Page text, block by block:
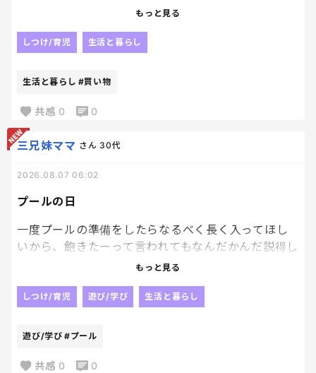
てなっちゃうのよねぇ
毎回同じ流れなのに学習しない私。笑
う。笑
もっと見る
しつけ/育児 生活と暮らし
生活と暮らし #買い物
共感 0 0
プールの日
三兄妹ママ さん 30代
2026.08.07 06:02
一度プールの準備をしたらなるべく長く入ってほし
いから、飽きたーって言われてもなんだかんだ説得し
て長く入ってもらう。笑
一度休憩はさんでおやつ食べて、また入ってって続け
これが私のプールをやる日の目標。笑
もっと見る
しつけ/育児 遊び/学び 生活と暮らし
遊び/学び #プール
共感 0 0